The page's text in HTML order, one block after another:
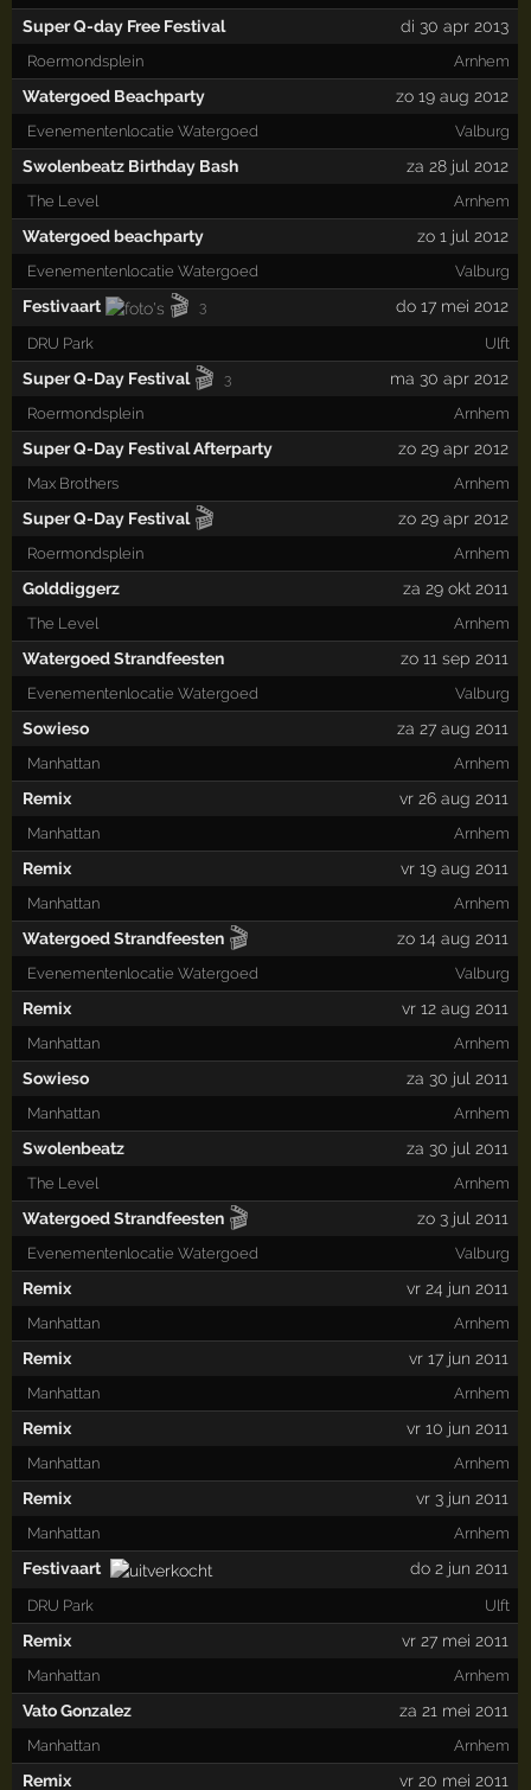
Super Q-day Free Festival di 30 apr 2013
Roermondsplein Arnhem
Watergoed Beachparty zo 19 aug 2012
Evenementenlocatie Watergoed Valburg
Swolenbeatz Birthday Bash za 28 jul 2012
The Level Arnhem
Watergoed beachparty zo 1 jul 2012
Evenementenlocatie Watergoed Valburg
Festivaart 🎬 3 do 17 mei 2012
DRU Park Ulft
Super Q-Day Festival 🎬 3 ma 30 apr 2012
Roermondsplein Arnhem
Super Q-Day Festival Afterparty zo 29 apr 2012
Max Brothers Arnhem
Super Q-Day Festival 🎬 zo 29 apr 2012
Roermondsplein Arnhem
Golddiggerz za 29 okt 2011
The Level Arnhem
Watergoed Strandfeesten zo 11 sep 2011
Evenementenlocatie Watergoed Valburg
Sowieso za 27 aug 2011
Manhattan Arnhem
Remix vr 26 aug 2011
Manhattan Arnhem
Remix vr 19 aug 2011
Manhattan Arnhem
Watergoed Strandfeesten 🎬 zo 14 aug 2011
Evenementenlocatie Watergoed Valburg
Remix vr 12 aug 2011
Manhattan Arnhem
Sowieso za 30 jul 2011
Manhattan Arnhem
Swolenbeatz za 30 jul 2011
The Level Arnhem
Watergoed Strandfeesten 🎬 zo 3 jul 2011
Evenementenlocatie Watergoed Valburg
Remix vr 24 jun 2011
Manhattan Arnhem
Remix vr 17 jun 2011
Manhattan Arnhem
Remix vr 10 jun 2011
Manhattan Arnhem
Remix vr 3 jun 2011
Manhattan Arnhem
Festivaart do 2 jun 2011
DRU Park Ulft
Remix vr 27 mei 2011
Manhattan Arnhem
Vato Gonzalez za 21 mei 2011
Manhattan Arnhem
Remix vr 20 mei 2011